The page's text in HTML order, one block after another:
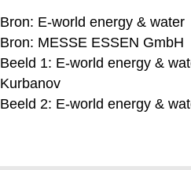
Bron: E-world energy & water
Bron: MESSE ESSEN GmbH
Beeld 1: E-world energy &
Kurbanov
Beeld 2: E-world energy &